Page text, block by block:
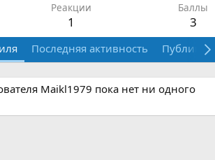
Реакции
1
Баллы
3
Последняя активность
Maikl1979 пока нет ни одного